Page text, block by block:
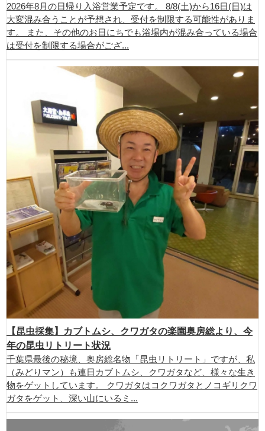
2026年8月の日帰り入浴営業予定です。 8/8(土)から16日(日)は
大変混み合うことが予想され、受付を制限する可能性がありま
す。 また、その他のお日にちでも浴場内が混み合っている場合
は受付を制限する場合がござ...
【昆虫採集】カブトムシ、クワガタの楽園奥房総より、今
年の昆虫リトリート状況
千葉県最後の秘境、奥房総名物「昆虫リトリート」ですが、私
（みどりマン）も連日カブトムシ、クワガタなど、様々な生き
物をゲットしています。 クワガタはコクワガタとノコギリクワ
ガタをゲット、深い山にいるミ...